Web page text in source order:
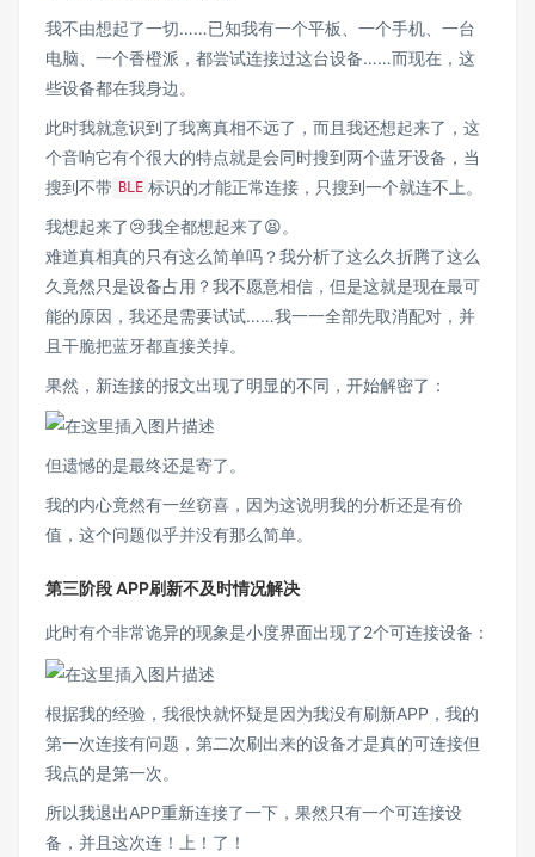
我不由想起了一切……已知我有一个平板、一个手机、一台
电脑、一个香橙派，都尝试连接过这台设备……而现在，这
些设备都在我身边。
此时我就意识到了我离真相不远了，而且我还想起来了，这
个音响它有个很大的特点就是会同时搜到两个蓝牙设备，当
搜到不带 BLE 标识的才能正常连接，只搜到一个就连不上。
我想起来了😢我全都想起来了😫。
难道真相真的只有这么简单吗？我分析了这么久折腾了这么
久竟然只是设备占用？我不愿意相信，但是这就是现在最可
能的原因，我还是需要试试……我一一全部先取消配对，并
且干脆把蓝牙都直接关掉。
果然，新连接的报文出现了明显的不同，开始解密了：
但遗憾的是最终还是寄了。
我的内心竟然有一丝窃喜，因为这说明我的分析还是有价
值，这个问题似乎并没有那么简单。
第三阶段 APP刷新不及时情况解决
此时有个非常诡异的现象是小度界面出现了2个可连接设备：
根据我的经验，我很快就怀疑是因为我没有刷新APP，我的
第一次连接有问题，第二次刷出来的设备才是真的可连接但
我点的是第一次。
所以我退出APP重新连接了一下，果然只有一个可连接设
备，并且这次连！上！了！